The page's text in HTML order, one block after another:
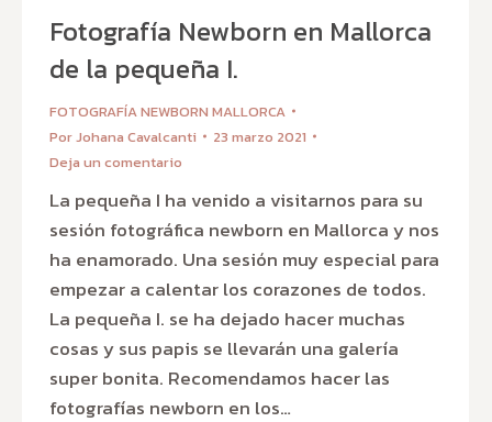
Fotografía Newborn en Mallorca
de la pequeña I.
FOTOGRAFÍA NEWBORN MALLORCA
PorJohana Cavalcanti
23 marzo 2021
Deja un comentario
La pequeña I ha venido a visitarnos para su
sesión fotográfica newborn en Mallorca y nos
ha enamorado. Una sesión muy especial para
empezar a calentar los corazones de todos.
La pequeña I. se ha dejado hacer muchas
cosas y sus papis se llevarán una galería
super bonita. Recomendamos hacer las
fotografías newborn en los…